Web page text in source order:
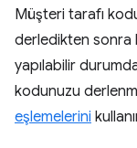
Müşteri tarafı
derledikten sonra
yapılabilir
kodunuzu
eşlemelerini